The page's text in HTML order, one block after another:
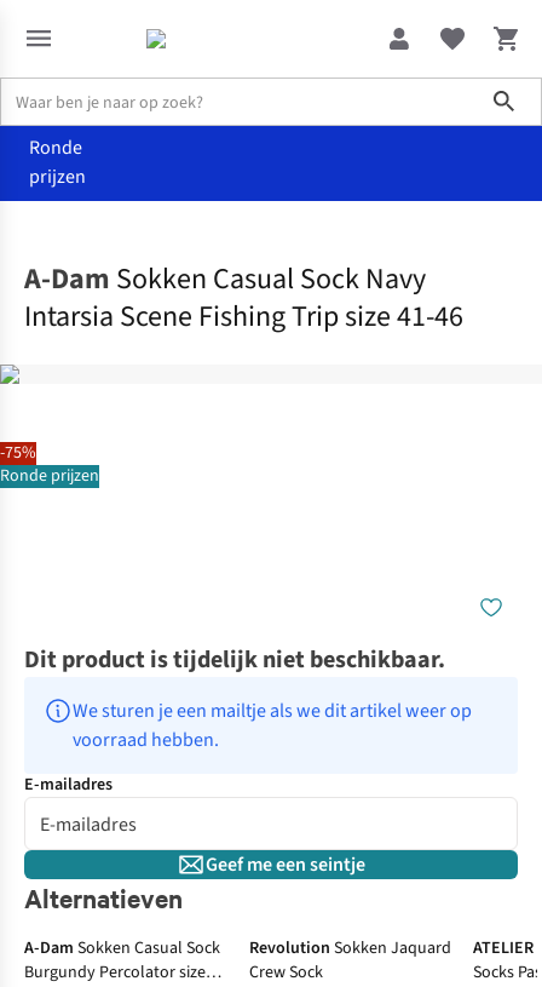
Ronde
prijzen
-75%
Ronde prijzen
A-Dam Sokken Casual Sock Navy
Intarsia Scene Fishing Trip size 41-46
Dit product is tijdelijk niet beschikbaar.
We sturen je een mailtje als we dit artikel weer op
voorraad hebben.
E-mailadres
Geef me een seintje
Alternatieven
A-Dam Sokken Casual Sock
Burgundy Percolator size
Revolution Sokken Jaquard
Crew Sock
ATELIER
Socks